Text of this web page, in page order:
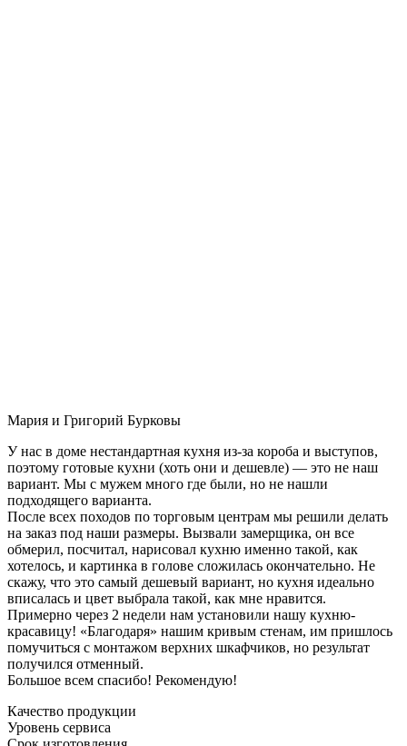
Мария и Григорий Бурковы
У нас в доме нестандартная кухня из-за короба и выступов,
поэтому готовые кухни (хоть они и дешевле) — это не наш
вариант. Мы с мужем много где были, но не нашли
подходящего варианта.
После всех походов по торговым центрам мы решили делать
на заказ под наши размеры. Вызвали замерщика, он все
обмерил, посчитал, нарисовал кухню именно такой, как
хотелось, и картинка в голове сложилась окончательно. Не
скажу, что это самый дешевый вариант, но кухня идеально
вписалась и цвет выбрала такой, как мне нравится.
Примерно через 2 недели нам установили нашу кухню-
красавицу! «Благодаря» нашим кривым стенам, им пришлось
помучиться с монтажом верхних шкафчиков, но результат
получился отменный.
Большое всем спасибо! Рекомендую!
Качество продукции
Уровень сервиса